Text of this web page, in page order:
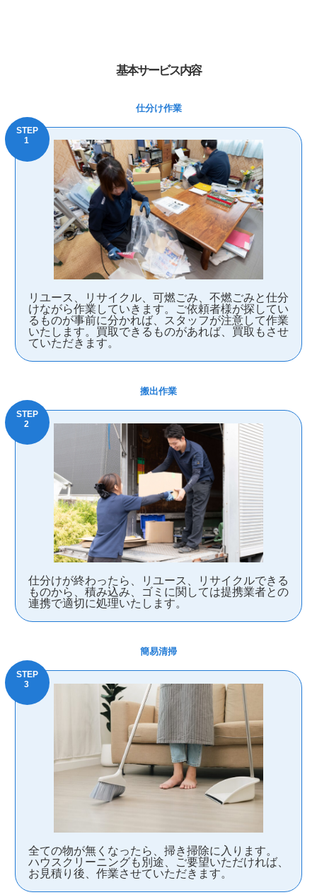
基本サービス内容
仕分け作業
リユース、リサイクル、可燃ごみ、不燃ごみと仕分
けながら作業していきます。ご依頼者様が探してい
るものが事前に分かれば、スタッフが注意して作業
いたします。買取できるものがあれば、買取もさせ
ていただきます。
搬出作業
仕分けが終わったら、リユース、リサイクルできる
ものから、積み込み、ゴミに関しては提携業者との
連携で適切に処理いたします。
簡易清掃
全ての物が無くなったら、掃き掃除に入ります。
ハウスクリーニングも別途、ご要望いただければ、
お見積り後、作業させていただきます。